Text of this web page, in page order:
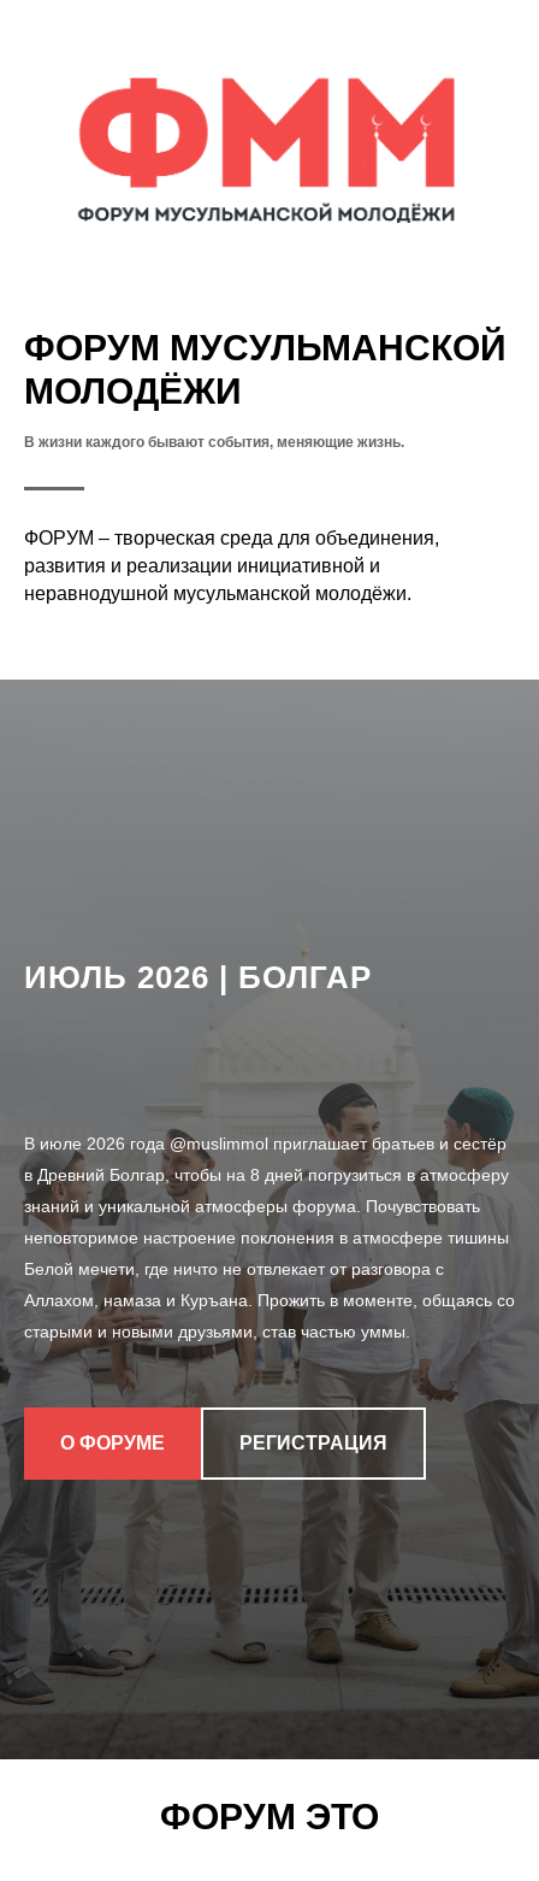
ФОРУМ МУСУЛЬМАНСКОЙ
МОЛОДЁЖИ
В жизни каждого бывают события, меняющие жизнь.
ФОРУМ – творческая среда для объединения,
развития и реализации инициативной и
неравнодушной мусульманской молодёжи.
ИЮЛЬ 2026 | БОЛГАР
В июле 2026 года @muslimmol приглашает братьев и сестёр
в Древний Болгар, чтобы на 8 дней погрузиться в атмосферу
знаний и уникальной атмосферы форума. Почувствовать
неповторимое настроение поклонения в атмосфере тишины
Белой мечети, где ничто не отвлекает от разговора с
Аллахом, намаза и Куръана. Прожить в моменте, общаясь со
старыми и новыми друзьями, став частью уммы.
О ФОРУМЕ РЕГИСТРАЦИЯ
ФОРУМ ЭТО